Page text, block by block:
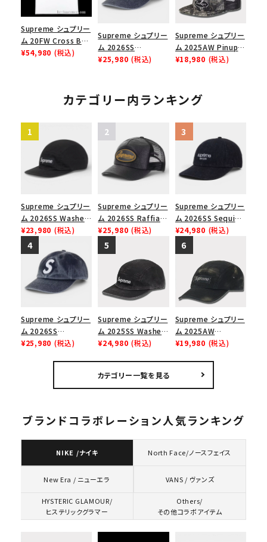
Supreme シュプリー
ム 20FW Cross Box
Logo Tee クロスボ
¥54,980 (税込)
Supreme シュプリー
ム 2026SS
Pigment Coated S
ゴ 6パネル ネイビー
¥25,980 (税込)
Supreme シュプリー
ム 2025AW Pinup
Mesh Back 5-Panel
ップ トゥルーティン
バーHTC フォールカ
¥18,980 (税込)
カテゴリー内ランキング
Supreme シュプリー
ム 2026SS Washed
Chino Twill Camp
Cap ウォッシュド チ
ノツイル キャンプキャ
ップ ブラック
¥23,980 (税込)
Supreme シュプリー
ム 2026SS Raffia
Mesh Back 5-Panel
ラフィアメッシュバック
5パネルキャップ ブラ
¥25,980 (税込)
Supreme シュプリー
ム 2026SS Sequin
Denim Classic
Logo 6-Panel シ
ークインデニム クラ
シックロゴ 6パネルキ
ャップ ブラック
¥24,980 (税込)
Supreme シュプリー
ム 2026SS
Pigment Coated S
¥25,980 (税込)
Supreme シュプリー
ム 2025SS Washed
Chino Twill Camp
ブラック 黒
¥24,980 (税込)
Supreme シュプリー
ム 2025AW
Overdyed Camp
¥19,980 (税込)
カテゴリー一覧を見る
ブランドコラボレーション人気ランキング
NIKE /ナイキ North Face/ノースフェイス
New Era / ニューエラ VANS / ヴァンズ
HYSTERIC GLAMOUR/
ヒステリックグラマー
Others/
その他コラボアイテム